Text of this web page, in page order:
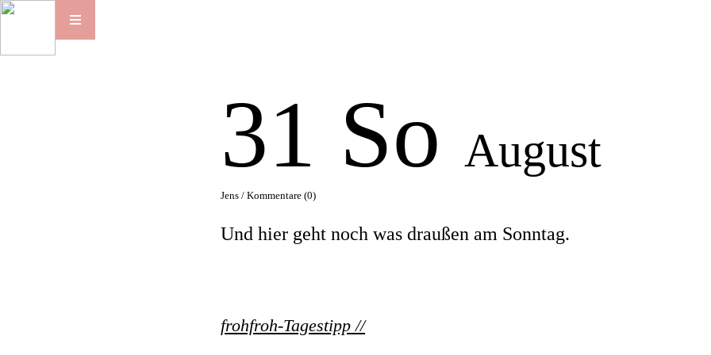
31 SoAugust
Jens /Kommentare (0)
Und hier geht noch was draußen am Sonntag.
frohfroh-Tagestipp //